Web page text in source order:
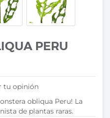
PERU
tu opinión
obliqua Peru! La
de plantas raras.